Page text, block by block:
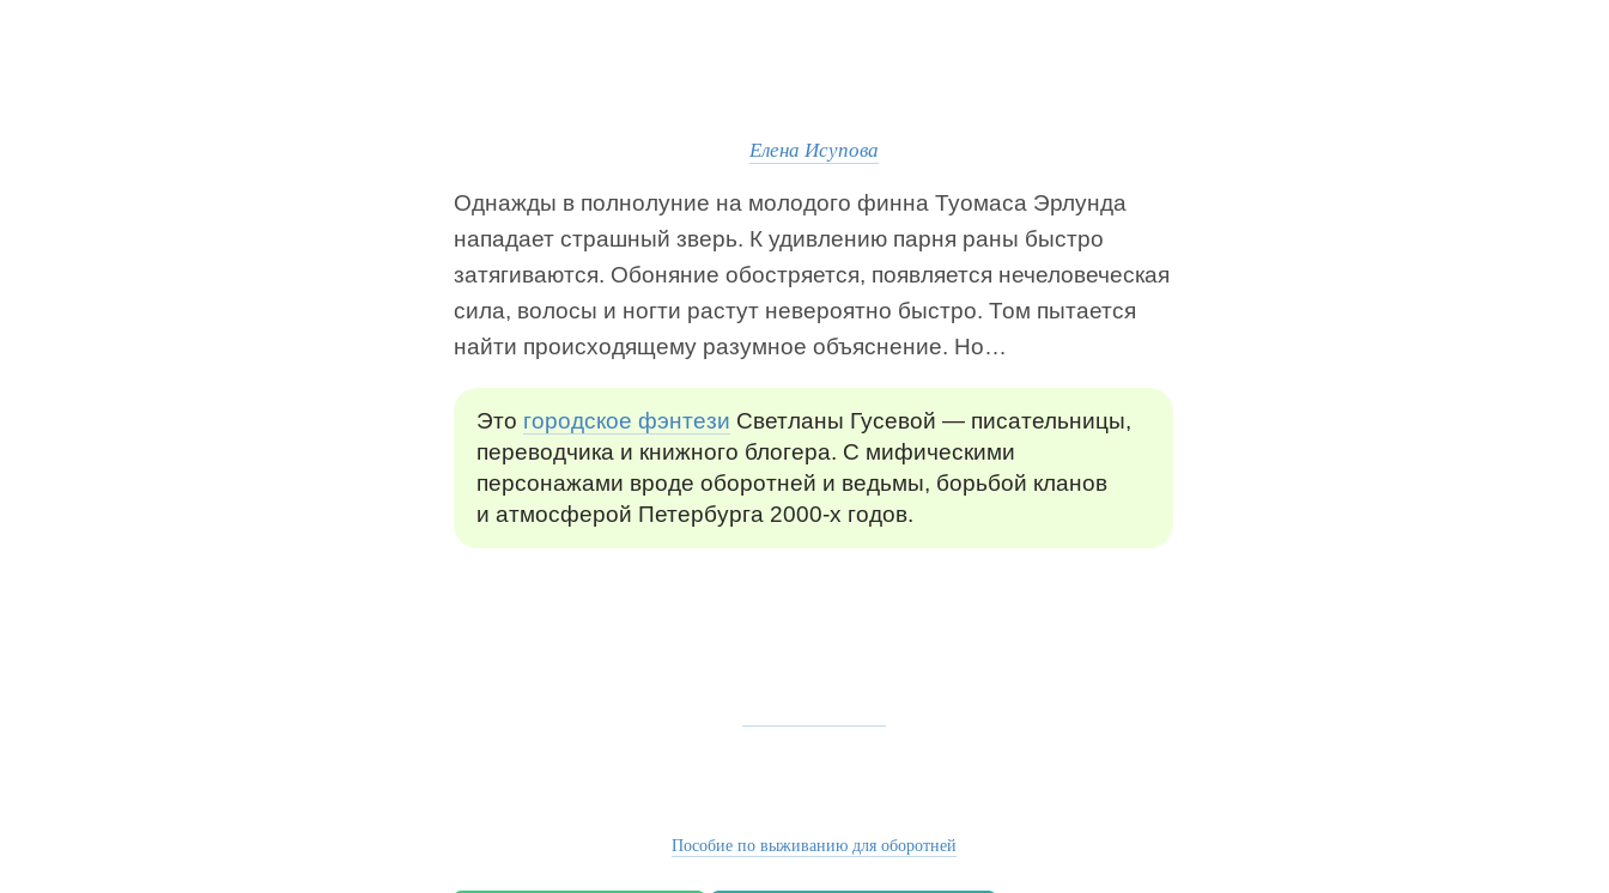
Елена Исупова
Однажды в полнолуние на молодого финна Туомаса Эрлунда
нападает страшный зверь. К удивлению парня раны быстро
затягиваются. Обоняние обостряется, появляется нечеловеческая
сила, волосы и ногти растут невероятно быстро. Том пытается
найти происходящему разумное объяснение. Но…
Это городское фэнтези Светланы Гусевой — писательницы,
переводчика и книжного блогера. С мифическими
персонажами вроде оборотней и ведьмы, борьбой кланов
и атмосферой Петербурга 2000-х годов.
Пособие по выживанию для оборотней